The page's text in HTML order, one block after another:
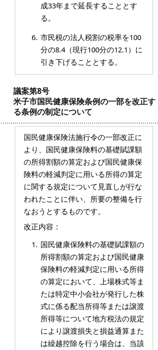
成33年まで延長することとす
る。
市民税の法人税割の税率を100
分の8.4（現行100分の12.1）に
引き下げることとする。
議案第8号
米子市国民健康保険条例の一部を改正す
る条例の制定について
国民健康保険法施行令の一部改正に
より、国民健康保険料の基礎賦課額
の所得割額の算定および国民健康保
険料の軽減判定に用いる所得の算定
に関する規定について見直しが行な
われたことに伴い、所要の整備を行
なおうとするものです。
改正内容：
国民健康保険料の基礎賦課額の
所得割額の算定および国民健康
保険料の軽減判定に用いる所得
の算定において、上場株式等ま
たは特定中小会社が発行した株
式に係る配当所得等または譲渡
所得等について地方税法の規定
により譲渡損失と損益通算また
は繰越控除を行う場合は、当該